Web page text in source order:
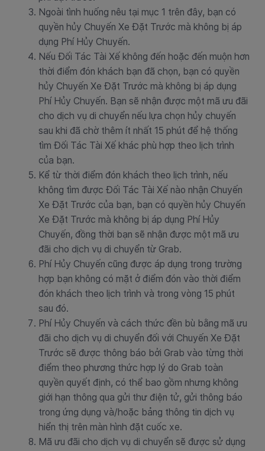
Ngoài tình huống nêu tại mục 1 trên đây, bạn có
quyền hủy Chuyến Xe Đặt Trước mà không bị áp
dụng Phí Hủy Chuyến.
Nếu Đối Tác Tài Xế không đến hoặc đến muộn hơn
thời điểm đón khách bạn đã chọn, bạn có quyền
hủy Chuyến Xe Đặt Trước mà không bị áp dụng
Phí Hủy Chuyến. Bạn sẽ nhận được một mã ưu đãi
cho dịch vụ di chuyển nếu lựa chọn hủy chuyến
sau khi đã chờ thêm ít nhất 15 phút để hệ thống
tìm Đối Tác Tài Xế khác phù hợp theo lịch trình
của bạn.
Kể từ thời điểm đón khách theo lịch trình, nếu
không tìm được Đối Tác Tài Xế nào nhận Chuyến
Xe Đặt Trước của bạn, bạn có quyền hủy Chuyến
Xe Đặt Trước mà không bị áp dụng Phí Hủy
Chuyến, đồng thời bạn sẽ nhận được một mã ưu
đãi cho dịch vụ di chuyển từ Grab.
Phí Hủy Chuyến cũng được áp dụng trong trường
hợp bạn không có mặt ở điểm đón vào thời điểm
đón khách theo lịch trình và trong vòng 15 phút
sau đó.
Phí Hủy Chuyến và cách thức đền bù bằng mã ưu
đãi cho dịch vụ di chuyển đối với Chuyến Xe Đặt
Trước sẽ được thông báo bởi Grab vào từng thời
điểm theo phương thức hợp lý do Grab toàn
quyền quyết định, có thể bao gồm nhưng không
giới hạn thông qua gửi thư điện tử, gửi thông báo
trong ứng dụng và/hoặc bảng thông tin dịch vụ
hiển thị trên màn hình đặt cuốc xe.
Mã ưu đãi cho dịch vụ di chuyển sẽ được sử dụng